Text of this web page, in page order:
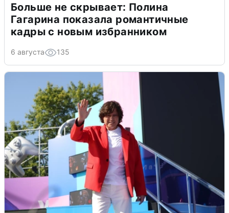
Больше не скрывает: Полина
Гагарина показала романтичные
кадры с новым избранником
6 августа 135